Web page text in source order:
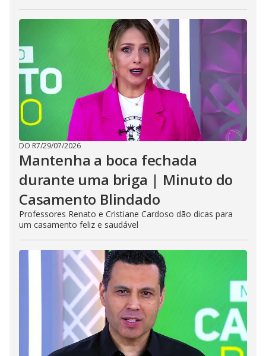
DO R7/29/07/2026
Mantenha a boca fechada
durante uma briga | Minuto do
Casamento Blindado
Professores Renato e Cristiane Cardoso dão dicas para
um casamento feliz e saudável